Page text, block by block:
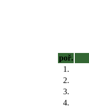
poř.
1.
2.
3.
4.